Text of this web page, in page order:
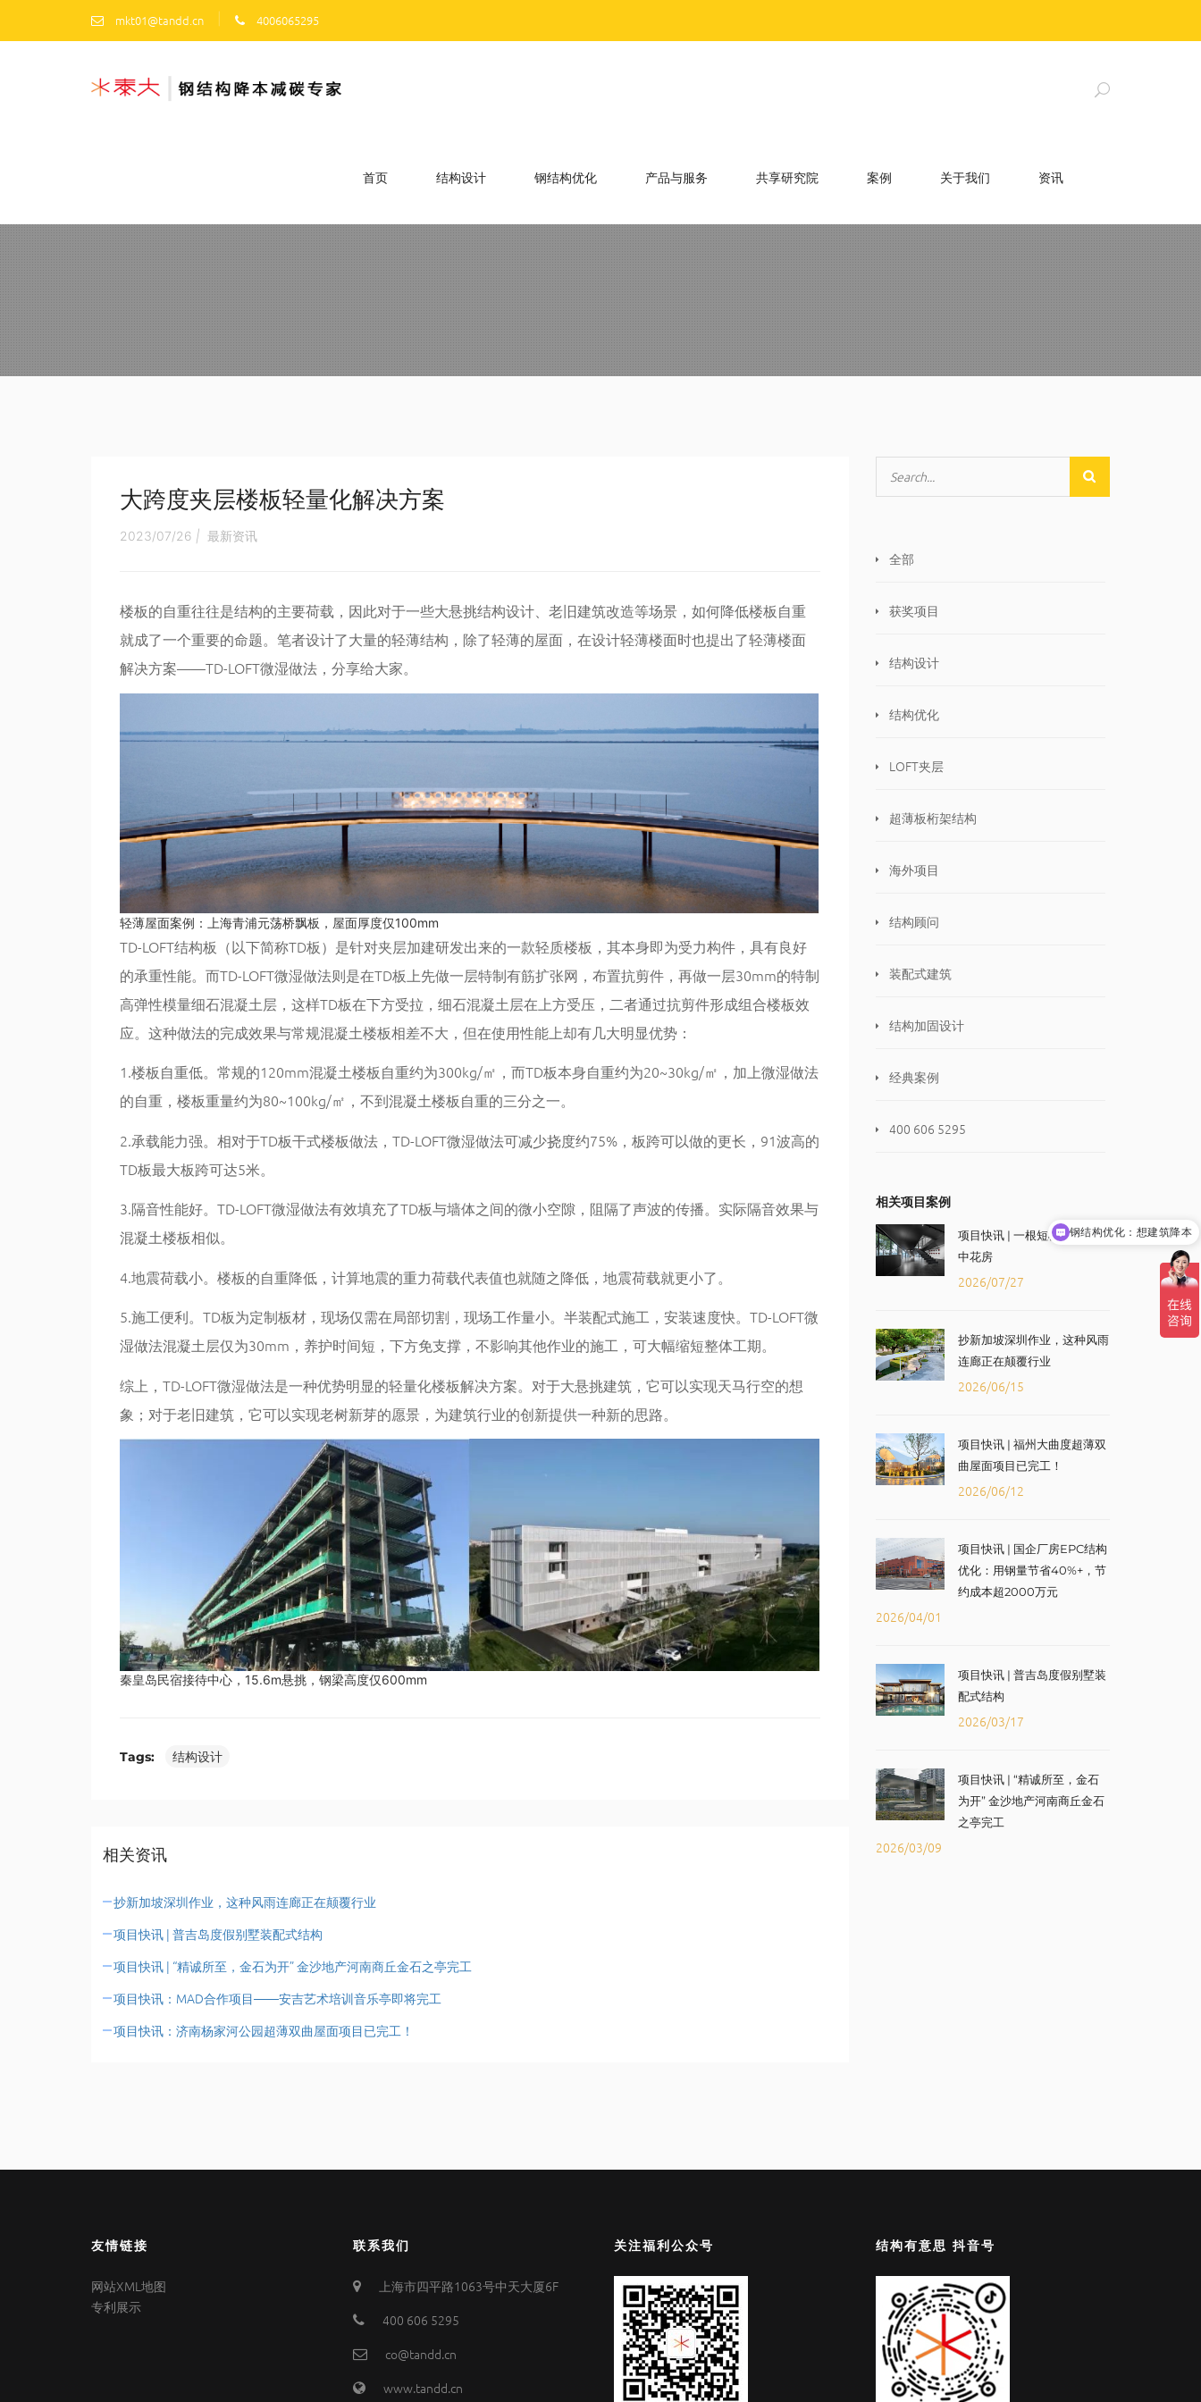
mkt01@tandd.cn 4006065295
首页 结构设计 钢结构优化 产品与服务 共享研究院 案例 关于我们 资讯
大跨度夹层楼板轻量化解决方案
2023/07/26 | 最新资讯
楼板的自重往往是结构的主要荷载，因此对于一些大悬挑结构设计、老旧建筑改造等场景，如何降低楼板自重
就成了一个重要的命题。笔者设计了大量的轻薄结构，除了轻薄的屋面，在设计轻薄楼面时也提出了轻薄楼面
解决方案——TD-LOFT微湿做法，分享给大家。
轻薄屋面案例：上海青浦元荡桥飘板，屋面厚度仅100mm
TD-LOFT结构板（以下简称TD板）是针对夹层加建研发出来的一款轻质楼板，其本身即为受力构件，具有良好
的承重性能。而TD-LOFT微湿做法则是在TD板上先做一层特制有筋扩张网，布置抗剪件，再做一层30mm的特制
高弹性模量细石混凝土层，这样TD板在下方受拉，细石混凝土层在上方受压，二者通过抗剪件形成组合楼板效
应。这种做法的完成效果与常规混凝土楼板相差不大，但在使用性能上却有几大明显优势：
1.楼板自重低。常规的120mm混凝土楼板自重约为300kg/㎡，而TD板本身自重约为20~30kg/㎡，加上微湿做法
的自重，楼板重量约为80~100kg/㎡，不到混凝土楼板自重的三分之一。
2.承载能力强。相对于TD板干式楼板做法，TD-LOFT微湿做法可减少挠度约75%，板跨可以做的更长，91波高的
TD板最大板跨可达5米。
3.隔音性能好。TD-LOFT微湿做法有效填充了TD板与墙体之间的微小空隙，阻隔了声波的传播。实际隔音效果与
混凝土楼板相似。
4.地震荷载小。楼板的自重降低，计算地震的重力荷载代表值也就随之降低，地震荷载就更小了。
5.施工便利。TD板为定制板材，现场仅需在局部切割，现场工作量小。半装配式施工，安装速度快。TD-LOFT微
湿做法混凝土层仅为30mm，养护时间短，下方免支撑，不影响其他作业的施工，可大幅缩短整体工期。
综上，TD-LOFT微湿做法是一种优势明显的轻量化楼板解决方案。对于大悬挑建筑，它可以实现天马行空的想
象；对于老旧建筑，它可以实现老树新芽的愿景，为建筑行业的创新提供一种新的思路。
秦皇岛民宿接待中心，15.6m悬挑，钢梁高度仅600mm
Tags: 结构设计
相关资讯
抄新加坡深圳作业，这种风雨连廊正在颠覆行业
项目快讯 | 普吉岛度假别墅装配式结构
项目快讯 | “精诚所至，金石为开” 金沙地产河南商丘金石之亭完工
项目快讯：MAD合作项目——安吉艺术培训音乐亭即将完工
项目快讯：济南杨家河公园超薄双曲屋面项目已完工！
全部
获奖项目
结构设计
结构优化
LOFT夹层
超薄板桁架结构
海外项目
结构顾问
装配式建筑
结构加固设计
经典案例
400 606 5295
相关项目案例
项目快讯 | 一根短柱支起的空
中花房
2026/07/27
抄新加坡深圳作业，这种风雨
连廊正在颠覆行业
2026/06/15
项目快讯 | 福州大曲度超薄双
曲屋面项目已完工！
2026/06/12
项目快讯 | 国企厂房EPC结构
优化：用钢量节省40%+，节
约成本超2000万元
2026/04/01
项目快讯 | 普吉岛度假别墅装
配式结构
2026/03/17
项目快讯 | “精诚所至，金石
为开” 金沙地产河南商丘金石
之亭完工
2026/03/09
友情链接
网站XML地图
专利展示
联系我们
上海市四平路1063号中天大厦6F
400 606 5295
co@tandd.cn
www.tandd.cn
关注福利公众号 结构有意思 抖音号
共享研究院：想加入共享研究院